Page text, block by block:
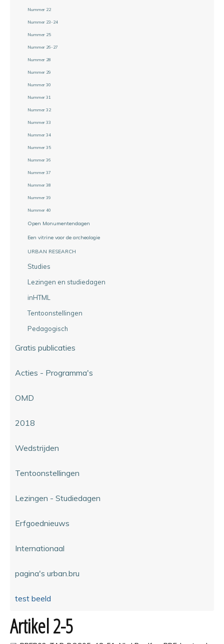
Nummer 22
Nummer 23-24
Nummer 25
Nummer 26-27
Nummer 28
Nummer 29
Nummer 30
Nummer 31
Nummer 32
Nummer 33
Nummer 34
Nummer 35
Nummer 36
Nummer 37
Nummer 38
Nummer 39
Nummer 40
Open Monumentendagen
Een vitrine voor de archeologie
URBAN RESEARCH
Studies
Lezingen en studiedagen
inHTML
Tentoonstellingen
Pedagogisch
Gratis publicaties
Acties - Programma's
OMD
2018
Wedstrijden
Tentoonstellingen
Lezingen - Studiedagen
Erfgoednieuws
Internationaal
pagina's urban.bru
test beeld
Artikel 2-5